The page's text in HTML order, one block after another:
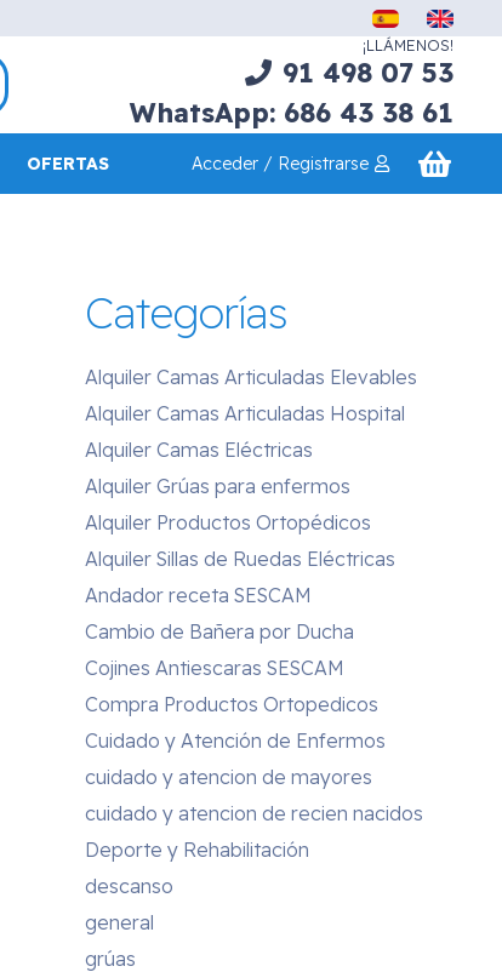
¡LLÁMENOS!
91 498 07 53
WhatsApp: 686 43 38 61
OFERTAS Acceder / Registrarse
Categorías
Alquiler Camas Articuladas Elevables
Alquiler Camas Articuladas Hospital
Alquiler Camas Eléctricas
Alquiler Grúas para enfermos
Alquiler Productos Ortopédicos
Alquiler Sillas de Ruedas Eléctricas
Andador receta SESCAM
Cambio de Bañera por Ducha
Cojines Antiescaras SESCAM
Compra Productos Ortopedicos
Cuidado y Atención de Enfermos
cuidado y atencion de mayores
cuidado y atencion de recien nacidos
Deporte y Rehabilitación
descanso
general
grúas